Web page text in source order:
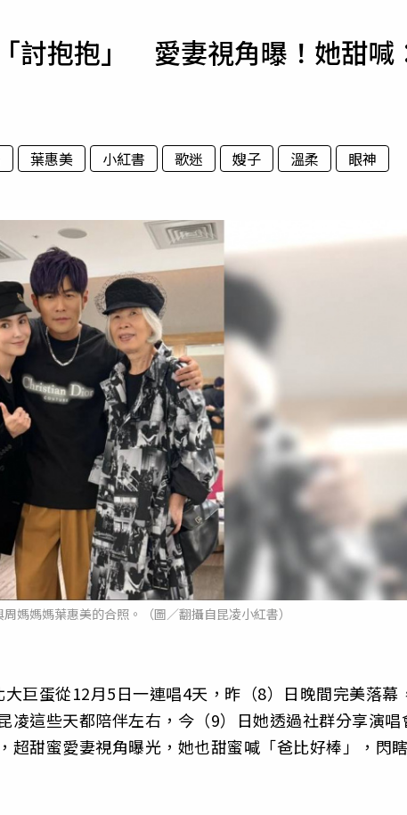
運勢
討抱抱」 愛妻視角曝！她甜喊
葉惠美 小紅書 歌迷 嫂子 溫柔
眼神
媽媽媽葉惠美的合照。（圖／翻攝自昆凌小紅書）
巨蛋從12月5日一連唱4天，昨（8）日晚間完美落幕
凌這些天都陪伴左右，今（9）日她透過社群分享演唱
超甜蜜愛妻視角曝光，她也甜蜜喊「爸比好棒」，閃